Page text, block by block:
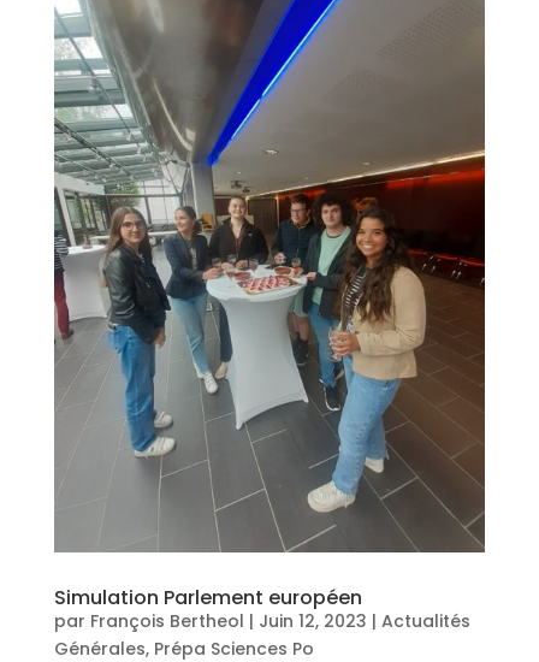
Simulation Parlement européen
par François Bertheol | Juin 12, 2023 | Actualités
Générales, Prépa Sciences Po